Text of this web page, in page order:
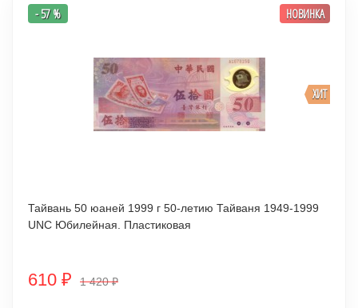
ХИТ
- 57 % НОВИНКА
Тайвань 50 юаней 1999 г 50-летию Тайваня 1949-1999
UNC Юбилейная. Пластиковая
610 ₽ 1 420₽